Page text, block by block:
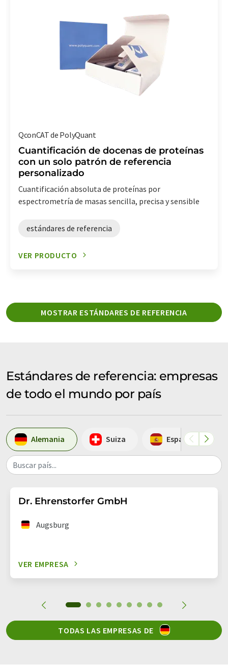
QconCAT de PolyQuant
Cuantificación de docenas de proteínas
con un solo patrón de referencia
personalizado
Cuantificación absoluta de proteínas por
espectrometría de masas sencilla, precisa y sensible
estándares de referencia
VER PRODUCTO
MOSTRAR ESTÁNDARES DE REFERENCIA
Estándares de referencia: empresas
de todo el mundo por país
Alemania Suiza España
Buscar país...
Dr. Ehrenstorfer GmbH
Augsburg
VER EMPRESA
TODAS LAS EMPRESAS DE